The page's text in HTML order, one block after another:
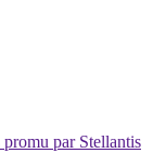
par Stellantis